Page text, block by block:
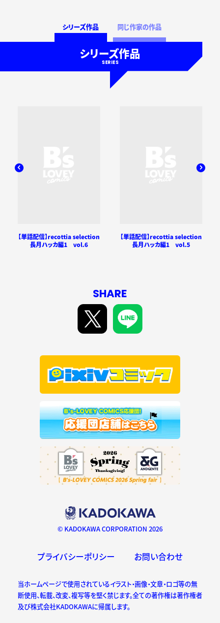
シリーズ作品 同じ作家の作品
シリーズ作品
SERIES
【単話配信】recottia selection
長月ハッカ編1 vol.6
【単話配信】recottia selection
長月ハッカ編1 vol.5
SHARE
© KADOKAWA CORPORATION 2026
プライバシーポリシー お問い合わせ
当ホームページで使用されているイラスト・画像・文章・ロゴ等の無
断使用、転載、改変、複写等を堅く禁じます。全ての著作権は著作権者
及び株式会社KADOKAWAに帰属します。